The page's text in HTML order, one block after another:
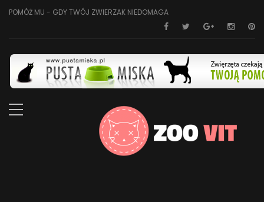
POMÓŻ MU - GDY TWÓJ ZWIERZAK NIEDOMAGA